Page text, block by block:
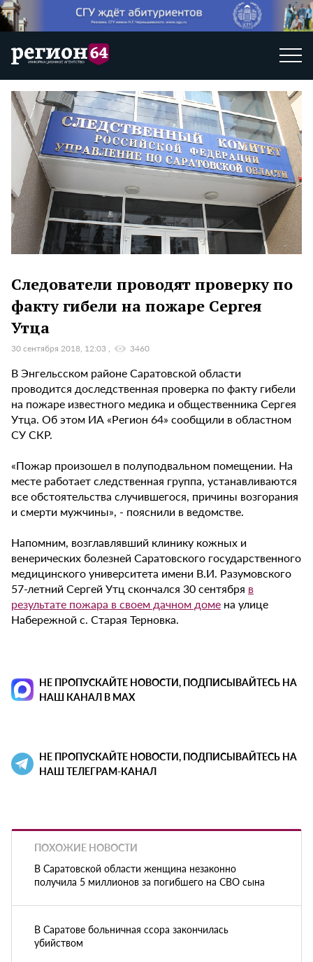
Следователи проводят проверку по
факту гибели на пожаре Сергея
Утца
30 сентября 2018, 12:03 3460
В Энгельсском районе Саратовской области
проводится доследственная проверка по факту гибели
на пожаре известного медика и общественника Сергея
Утца. Об этом ИА «Регион 64» сообщили в областном
СУ СКР.
«Пожар произошел в полуподвальном помещении. На
месте работает следственная группа, устанавливаются
все обстоятельства случившегося, причины возгорания
и смерти мужчины», - пояснили в ведомстве.
Напомним, возглавлявший клинику кожных и
венерических болезней Саратовского государственного
медицинского университета имени В.И. Разумовского
57-летний Сергей Утц скончался 30 сентября в
результате пожара в своем дачном доме на улице
Набережной с. Старая Терновка.
НЕ ПРОПУСКАЙТЕ НОВОСТИ, ПОДПИСЫВАЙТЕСЬ НА
НАШ КАНАЛ В MAX
НЕ ПРОПУСКАЙТЕ НОВОСТИ, ПОДПИСЫВАЙТЕСЬ НА
НАШ ТЕЛЕГРАМ-КАНАЛ
ПОХОЖИЕ НОВОСТИ
В Саратовской области женщина незаконно
получила 5 миллионов за погибшего на СВО сына
В Саратове больничная ссора закончилась
убийством